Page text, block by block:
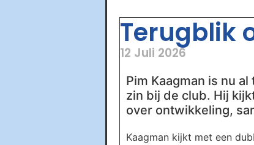
Terugblik
12 Juli 2026
Pim Kaagman is nu
zin bij de club. Hij
over ontwikkeling,
Kaagman kijkt met een